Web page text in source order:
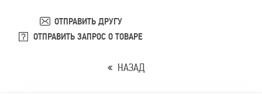
ОТПРАВИТЬ ДРУГУ
ОТПРАВИТЬ ЗАПРОС О ТОВАРЕ
НАЗАД